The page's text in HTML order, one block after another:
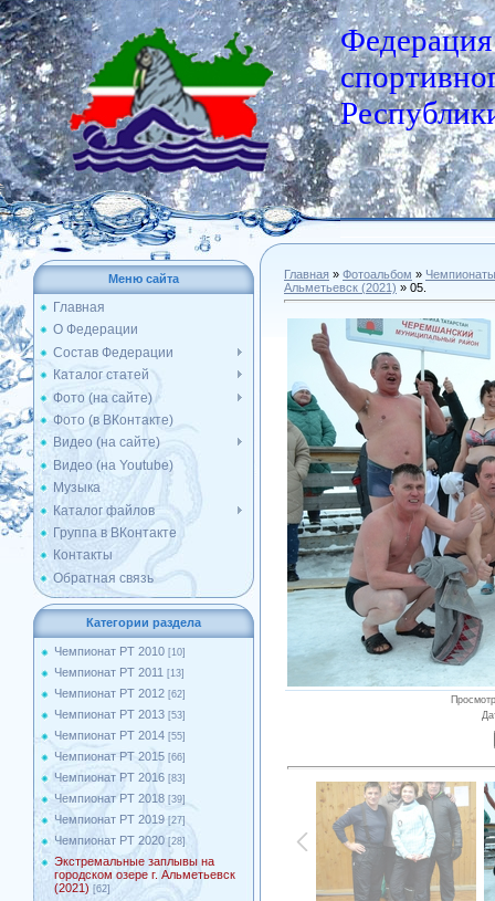
Федерация
Меню сайта
Главная
О Федерации
Состав Федерации
Каталог статей
Фото (на сайте)
Фото (в ВКонтакте)
Видео (на сайте)
Видео (на Youtube)
Музыка
Каталог файлов
Группа в ВКонтакте
Контакты
Обратная связь
Категории раздела
Чемпионат РТ 2010 [10]
Чемпионат РТ 2011 [13]
Чемпионат РТ 2012 [62]
Чемпионат РТ 2013 [53]
Чемпионат РТ 2014 [55]
Чемпионат РТ 2015 [66]
Чемпионат РТ 2016 [83]
Чемпионат РТ 2018 [39]
Чемпионат РТ 2019 [27]
Чемпионат РТ 2020 [28]
Экстремальные заплывы на
городском озере г. Альметьевск
(2021) [62]
Главная » Фотоальбом » Чемпионаты
Альметьевск (2021) » 05.